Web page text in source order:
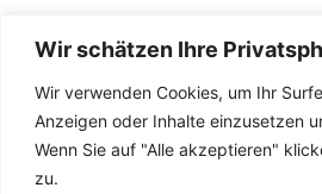
Wir schätzen Ihre
Wir verwenden Cookies, um Ihr
Anzeigen oder Inhalte einzusetzen
Wenn Sie auf "Alle akzeptieren"
zu.